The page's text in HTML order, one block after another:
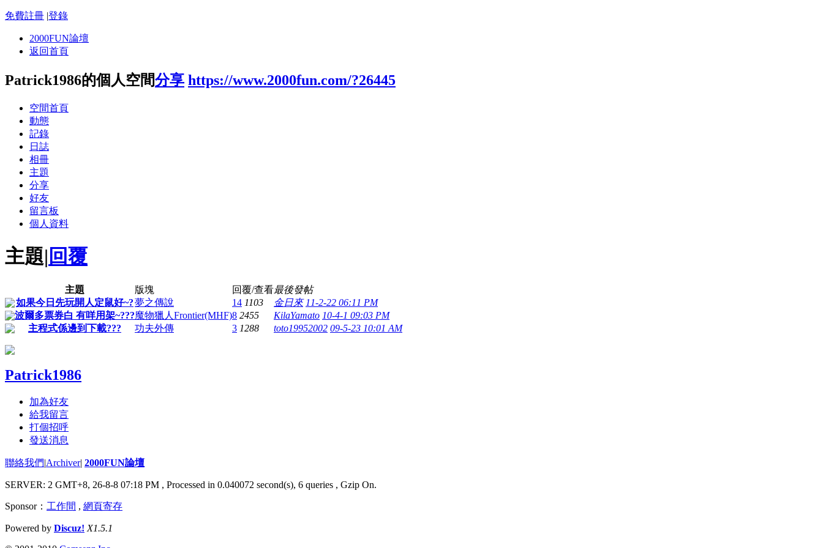
免費註冊 |登錄
2000FUN論壇
返回首頁
Patrick1986的個人空間分享 https://www.2000fun.com/?26445
空間首頁
動態
記錄
日誌
相冊
主題
分享
好友
留言板
個人資料
主題| 回覆
主題 版塊 回覆/查看最後發帖
如果今日先玩開人定鼠好~?夢之傳說 14 1103 金日來 11-2-22 06:11 PM
波爾多票券白 有咩用架~???魔物獵人Frontier(MHF)8 2455 KilaYamato 10-4-1 09:03 PM
主程式係邊到下載???
功夫外傳 3 1288 toto19952002 09-5-23 10:01 AM
Patrick1986
加為好友
給我留言
打個招呼
發送消息
聯絡我們|Archiver| 2000FUN論壇
SERVER: 2 GMT+8, 26-8-8 07:18 PM , Processed in 0.040072 second(s), 6 queries , Gzip On.
Sponsor： 工作間 , 網頁寄存
Powered by Discuz! X1.5.1